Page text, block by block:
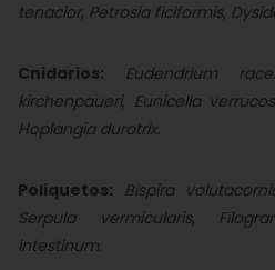
tenacior, Petrosia ficiformis,
Cnidarios: Eudendrium
kirchenpaueri, Eunicella
Hoplangia durotrix.
Poliquetos: Bispira
Serpula vermicularis,
intestinum.